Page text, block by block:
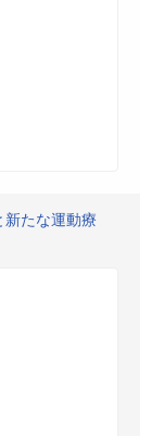
たな運動療